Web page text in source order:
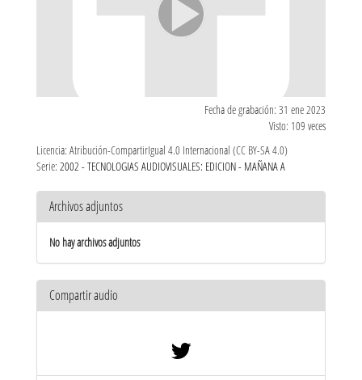
Fecha de grabación: 31 ene 2023
Visto: 109 veces
Licencia: Atribución-CompartirIgual 4.0 Internacional (CC BY-SA 4.0)
Serie: 2002 - TECNOLOGIAS AUDIOVISUALES: EDICION - MAÑANA A
Archivos adjuntos
No hay archivos adjuntos
Compartir audio